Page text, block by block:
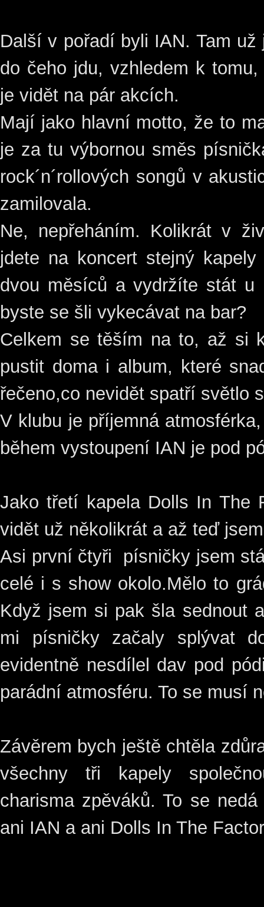
Další v pořadí byli IAN. Tam
do čeho jdu, vzhledem k
je vidět na pár akcích.
Mají jako hlavní motto, že to
je za tu výbornou směs
rock´n´rollových songů v
zamilovala.
Ne, nepřeháním. Kolikrát v
jdete na koncert stejný
dvou měsíců a vydržíte stát u
byste se šli vykecávat na bar?
Celkem se těším na to, až si
pustit doma i album, které
řečeno,co nevidět spatří světlo
V klubu je příjemná
během vystoupení IAN je pod
Jako třetí kapela Dolls In The
vidět už několikrát a až teď
Asi první čtyři písničky jsem
celé i s show okolo.Mělo to
Když jsem si pak šla sednout
mi písničky začaly splývat
evidentně nesdílel dav pod
parádní atmosféru. To se musí
Závěrem bych ještě chtěla
všechny tři kapely
charisma zpěváků. To se
ani IAN a ani Dolls In The